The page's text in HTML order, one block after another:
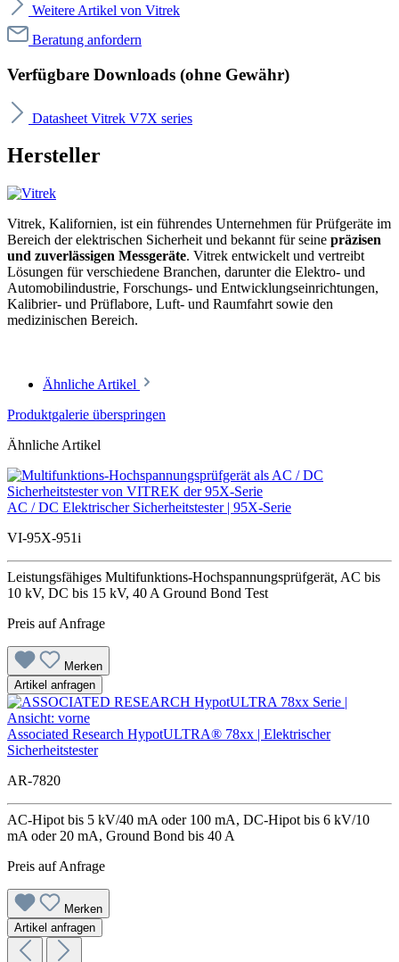
Weitere Artikel von Vitrek
Beratung anfordern
Verfügbare Downloads (ohne Gewähr)
Datasheet Vitrek V7X series
Hersteller
Vitrek, Kalifornien, ist ein führendes Unternehmen für Prüfgeräte im
Bereich der elektrischen Sicherheit und bekannt für seine präzisen
und zuverlässigen Messgeräte. Vitrek entwickelt und vertreibt
Lösungen für verschiedene Branchen, darunter die Elektro- und
Automobilindustrie, Forschungs- und Entwicklungseinrichtungen,
Kalibrier- und Prüflabore, Luft- und Raumfahrt sowie den
medizinischen Bereich.
Ähnliche Artikel
Produktgalerie überspringen
Ähnliche Artikel
AC / DC Elektrischer Sicherheitstester | 95X-Serie
VI-95X-951i
Leistungsfähiges Multifunktions-Hochspannungsprüfgerät, AC bis
10 kV, DC bis 15 kV, 40 A Ground Bond Test
Preis auf Anfrage
Merken
Artikel anfragen
Associated Research HypotULTRA® 78xx | Elektrischer
Sicherheitstester
AR-7820
AC-Hipot bis 5 kV/40 mA oder 100 mA, DC-Hipot bis 6 kV/10
mA oder 20 mA, Ground Bond bis 40 A
Preis auf Anfrage
Merken
Artikel anfragen